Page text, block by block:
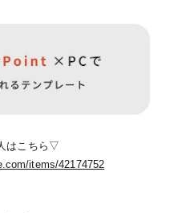
はこちら▽
items/42174752